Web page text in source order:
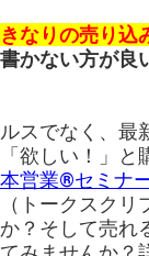
なりの売り込
かない方が良
スでなく、最
欲しい！」と
営業®︎セミナ
トークスクリ
？そして売れ